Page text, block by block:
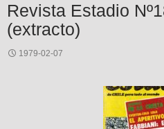
Revista Estadio
(extracto)
1979-02-07